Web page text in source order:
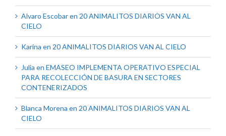
Alvaro Escobaren 20 ANIMALITOS DIARIOS VAN AL
CIELO
Karina en 20 ANIMALITOS DIARIOS VAN AL CIELO
Julia en EMASEO IMPLEMENTA OPERATIVO ESPECIAL
PARA RECOLECCIÓN DE BASURA EN SECTORES
CONTENERIZADOS
Blanca Morena en 20 ANIMALITOS DIARIOS VAN AL
CIELO